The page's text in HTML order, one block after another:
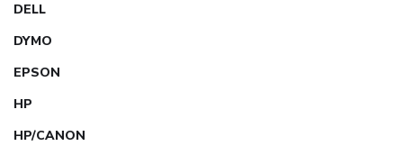
DELL
DYMO
EPSON
HP
HP/CANON